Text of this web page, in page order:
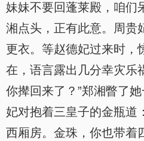
妹妹不要回蓬莱殿，咱们
湘点头，正有此意。周贵
更衣。等赵德妃过来时，
在，语言露出几分幸灾乐
你撵回来了？”郑湘瞥了
妃对抱着三皇子的金瓶道
西厢房。金珠，你也带着